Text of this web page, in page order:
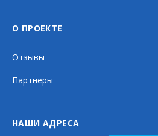
О ПРОЕКТЕ
Отзывы
Партнеры
НАШИ АДРЕСА